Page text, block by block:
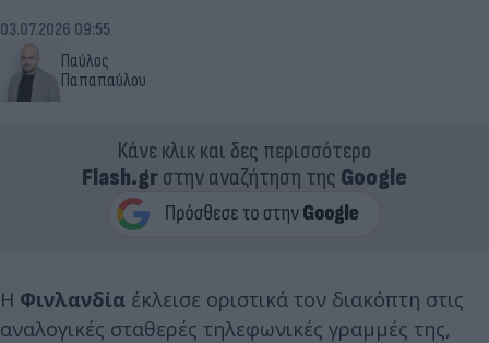
Παύλος
Παπαπαύλου
03.07.2026 09:55
Κάνε κλικ και δες περισσότερο
Flash.grστην αναζήτηση της Google
Η Φινλανδία έκλεισε οριστικά τον διακόπτη στις
αναλογικές σταθερές τηλεφωνικές γραμμές της,